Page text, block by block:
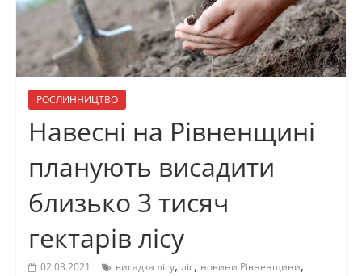
РОСЛИННИЦТВО
Навесні на Рівненщині
планують висадити
близько 3 тисяч
гектарів лісу
02.03.2021 висадка лісу, ліс, новини Рівненщини,